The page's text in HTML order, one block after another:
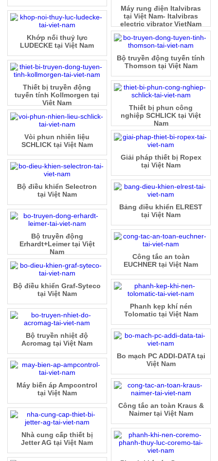
Máy rung điện Italvibras
tại Việt Nam- Italvibras
electric vibrator VietNam
Khớp nối thuỷ lực
LUDECKE tại Việt Nam
Bộ truyền động tuyến tính
Thomson tại Việt Nam
Thiết bị truyền động
tuyến tính Kollmorgen tại
Việt Nam
Thiết bị phun công
nghiệp SCHLICK tại Việt
Nam
Vòi phun nhiên liệu
SCHLICK tại Việt Nam
Giải pháp thiết bị Ropex
tại Việt Nam
Bộ điều khiển Selectron
tại Việt Nam
Bảng điều khiển ELREST
tại Việt Nam
Bộ truyền động
Erhardt+Leimer tại Việt
Nam
Công tắc an toàn
EUCHNER tại Việt Nam
Bộ điều khiển Graf-Syteco
tại Việt Nam
Phanh kẹp khí nén
Tolomatic tại Việt Nam
Bộ truyền nhiệt độ
Acromag tại Việt Nam
Bo mạch PC ADDI-DATA tại
Việt Nam
Máy biến áp Ampcontrol
tại Việt Nam
Công tắc an toàn Kraus &
Naimer tại Việt Nam
Nhà cung cấp thiết bị
Jetter AG tại Việt Nam